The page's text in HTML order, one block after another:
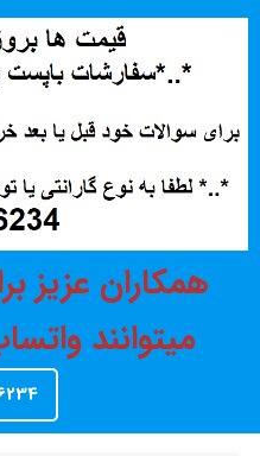
همکاران عزیز
میتوانند